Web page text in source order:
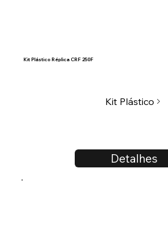
Kit Plástico Réplica CRF 250F
Detalhes
Kit Plástico